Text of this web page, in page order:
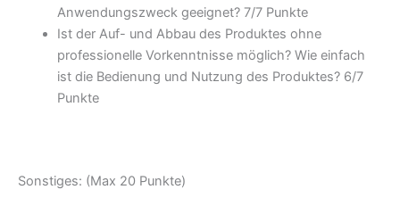
Anwendungszweck geeignet? 7/7 Punkte
Ist der Auf- und Abbau des Produktes ohne
professionelle Vorkenntnisse möglich? Wie einfach
ist die Bedienung und Nutzung des Produktes? 6/7
Punkte
Sonstiges: (Max 20 Punkte)